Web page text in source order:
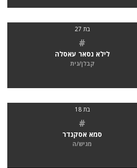
בת 27
#
לילא נסאר עאסלה
קבלן/נית
בת 18
#
סמא אסקנדר
מגיש/ה